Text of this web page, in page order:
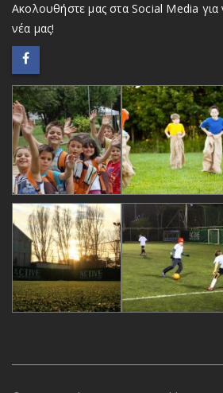
Ακολουθήστε μας στα Social Media για
νέα μας!